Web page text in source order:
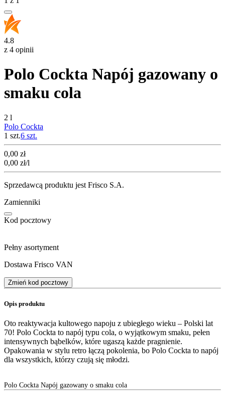
4.8
z 4 opinii
Polo Cockta Napój gazowany o
smaku cola
2 l
Polo Cockta
1 szt.6 szt.
Cena
0,00 zł
0,00 zł/l
Sprzedawcą produktu jest Frisco S.A.
Zamienniki
Kod pocztowy
Pełny asortyment
Dostawa Frisco VAN
Zmień kod pocztowy
Opis produktu
Oto reaktywacja kultowego napoju z ubiegłego wieku – Polski lat
70! Polo Cockta to napój typu cola, o wyjątkowym smaku, pełen
intensywnych bąbelków, które ugaszą każde pragnienie.
Opakowania w stylu retro łączą pokolenia, bo Polo Cockta to napój
dla wszystkich, którzy czują się młodzi.
Polo Cockta Napój gazowany o smaku cola